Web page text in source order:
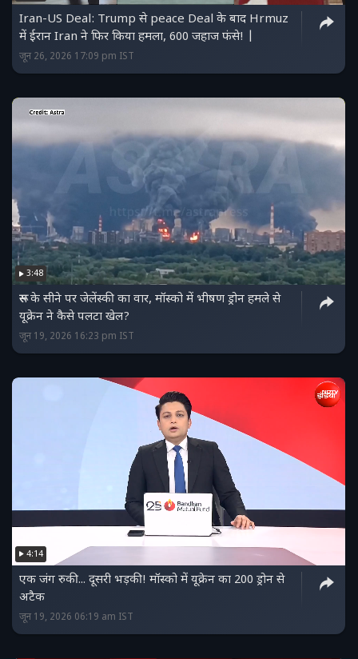
Iran-US Deal: Trump से peace Deal के बाद Hrmuz
में ईरान Iran ने फिर किया हमला, 600 जहाज फंसे! |
जून 26, 2026 17:09 pm IST
3:48
रूस के सीने पर जेलेंस्की का वार, मॉस्को में भीषण ड्रोन हमले से
यूक्रेन ने कैसे पलटा खेल?
जून 19, 2026 16:23 pm IST
4:14
एक जंग रुकी... दूसरी भड़की! मॉस्को में यूक्रेन का 200 ड्रोन से
अटैक
जून 19, 2026 06:19 am IST